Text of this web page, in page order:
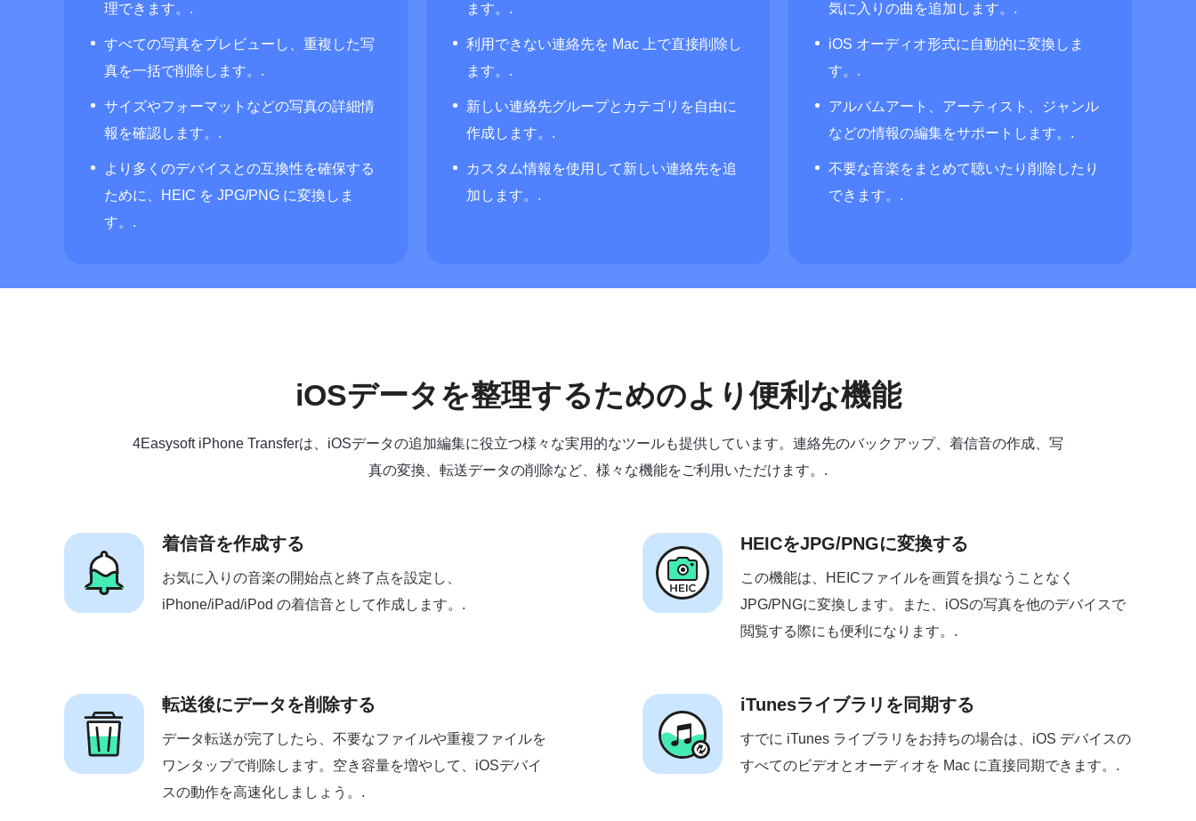
理できます。.
すべての写真をプレビューし、重複した写
真を一括で削除します。.
サイズやフォーマットなどの写真の詳細情
報を確認します。.
より多くのデバイスとの互換性を確保する
ために、HEIC を JPG/PNG に変換しま
す。.
ます。.
利用できない連絡先を Mac 上で直接削除し
ます。.
新しい連絡先グループとカテゴリを自由に
作成します。.
カスタム情報を使用して新しい連絡先を追
加します。.
気に入りの曲を追加します。.
iOS オーディオ形式に自動的に変換しま
す。.
アルバムアート、アーティスト、ジャンル
などの情報の編集をサポートします。.
不要な音楽をまとめて聴いたり削除したり
できます。.
iOSデータを整理するためのより便利な機能
4Easysoft iPhone Transferは、iOSデータの追加編集に役立つ様々な実用的なツールも提供しています。連絡先のバックアップ、着信音の作成、写
真の変換、転送データの削除など、様々な機能をご利用いただけます。.
着信音を作成する
お気に入りの音楽の開始点と終了点を設定し、
iPhone/iPad/iPod の着信音として作成します。.
HEICをJPG/PNGに変換する
この機能は、HEICファイルを画質を損なうことなく
JPG/PNGに変換します。また、iOSの写真を他のデバイスで
閲覧する際にも便利になります。.
転送後にデータを削除する
データ転送が完了したら、不要なファイルや重複ファイルを
ワンタップで削除します。空き容量を増やして、iOSデバイ
スの動作を高速化しましょう。.
iTunesライブラリを同期する
すでに iTunes ライブラリをお持ちの場合は、iOS デバイスの
すべてのビデオとオーディオを Mac に直接同期できます。.